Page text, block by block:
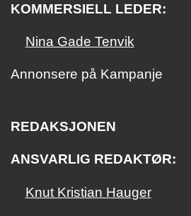
KOMMERSIELL LEDER:
Nina Gade Tenvik
Annonsere på Kampanje
REDAKSJONEN
ANSVARLIG REDAKTØR:
Knut Kristian Hauger